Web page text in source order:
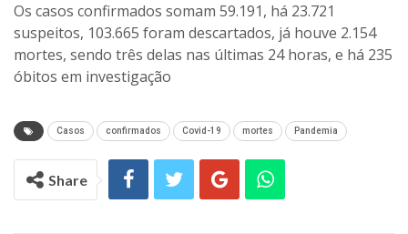
Os casos confirmados somam 59.191, há 23.721
suspeitos, 103.665 foram descartados, já houve 2.154
mortes, sendo três delas nas últimas 24 horas, e há 235
óbitos em investigação
Casos confirmados Covid-19 mortes Pandemia
Share